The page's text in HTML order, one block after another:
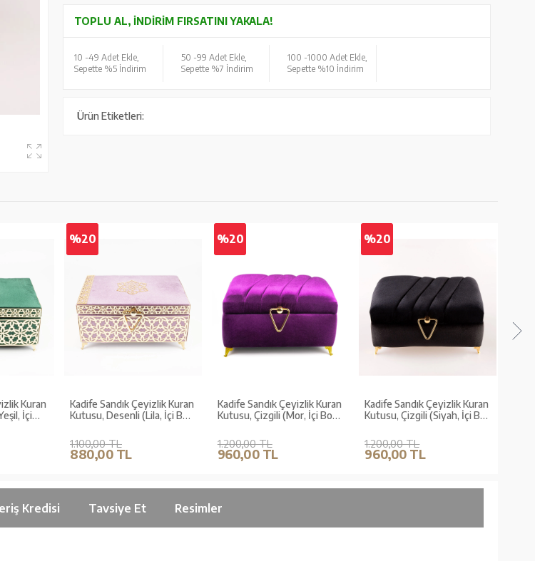
TOPLU AL, İNDIRIM FIRSATINI YAKALA!
10 -49 Adet Ekle,
Sepette %5 İndirim
50 -99 Adet Ekle,
Sepette %7 İndirim
100 -1000 Adet Ekle,
Sepette %10 İndirim
Ürün Etiketleri:
Kuran
İçi
%20
Kadife Sandık Çeyizlik Kuran
Kutusu, Desenli (Lila, İçi Boş
1.100,00 TL
880,00 TL
%20
Kadife Sandık Çeyizlik Kuran
Kutusu, Çizgili (Mor, İçi Boş
1.200,00 TL
960,00 TL
%20
Kadife Sandık Çeyizlik Kuran
Kutusu, Çizgili (Siyah, İçi Boş
1.200,00 TL
960,00 TL
Kredisi Tavsiye Et Resimler